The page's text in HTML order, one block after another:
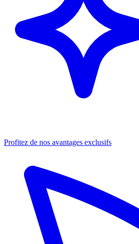
Profitez de nos avantages exclusifs